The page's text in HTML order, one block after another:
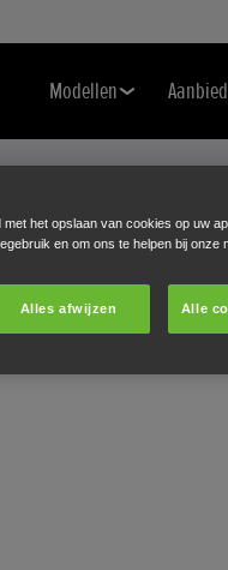
Modellen
het opslaan van cookies op uw
en om ons te helpen bij onze
Alles afwijzen Alle